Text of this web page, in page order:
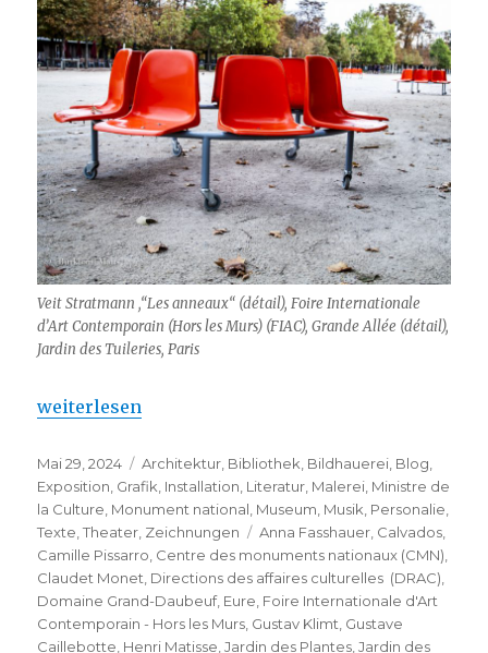
Veit Stratmann ,“Les anneaux“ (détail), Foire Internationale
d’Art Contemporain (Hors les Murs) (FIAC), Grande Allée (détail),
Jardin des Tuileries, Paris
„Rendez-vous aux Jardins 2024“
weiterlesen
Veröffentlicht
am
Mai 29, 2024 Kategorien
Architektur Bibliothek Bildhauerei Blog
Exposition Grafik Installation Literatur Malerei Ministre de
la Culture Monument national Museum Musik Personalie
Texte ,Theater Zeichnungen Schlagwörter
Anna Fasshauer Calvados
Camille Pissarro Centre des monuments nationaux (CMN)
Claudet Monet Directions des affaires culturelles (DRAC)
Domaine Grand-Daubeuf, Eure Foire Internationale d'Art
Contemporain - Hors les Murs Gustav Klimt Gustave
Caillebotte Henri Matisse ,Jardin des Plantes ,Jardin des